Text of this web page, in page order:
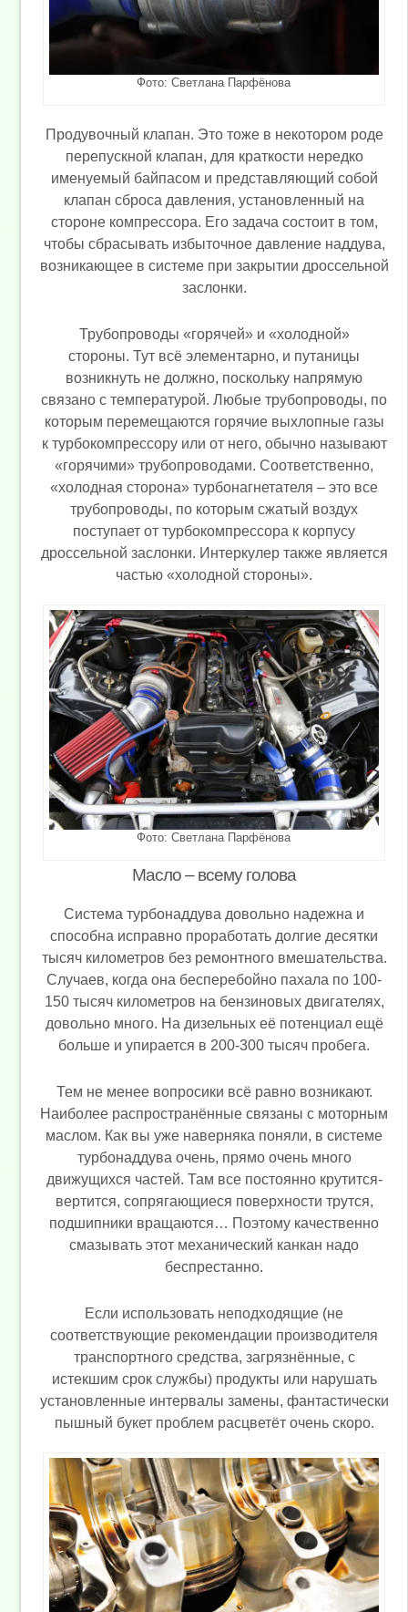
Фото: Светлана Парфёнова
Продувочный клапан. Это тоже в некотором роде
перепускной клапан, для краткости нередко
именуемый байпасом и представляющий собой
клапан сброса давления, установленный на
стороне компрессора. Его задача состоит в том,
чтобы сбрасывать избыточное давление наддува,
возникающее в системе при закрытии дроссельной
заслонки.
Трубопроводы «горячей» и «холодной»
стороны. Тут всё элементарно, и путаницы
возникнуть не должно, поскольку напрямую
связано с температурой. Любые трубопроводы, по
которым перемещаются горячие выхлопные газы
к турбокомпрессору или от него, обычно называют
«горячими» трубопроводами. Соответственно,
«холодная сторона» турбонагнетателя – это все
трубопроводы, по которым сжатый воздух
поступает от турбокомпрессора к корпусу
дроссельной заслонки. Интеркулер также является
частью «холодной стороны».
Фото: Светлана Парфёнова
Масло – всему голова
Система турбонаддува довольно надежна и
способна исправно проработать долгие десятки
тысяч километров без ремонтного вмешательства.
Случаев, когда она бесперебойно пахала по 100-
150 тысяч километров на бензиновых двигателях,
довольно много. На дизельных её потенциал ещё
больше и упирается в 200-300 тысяч пробега.
Тем не менее вопросики всё равно возникают.
Наиболее распространённые связаны с моторным
маслом. Как вы уже наверняка поняли, в системе
турбонаддува очень, прямо очень много
движущихся частей. Там все постоянно крутится-
вертится, сопрягающиеся поверхности трутся,
подшипники вращаются… Поэтому качественно
смазывать этот механический канкан надо
беспрестанно.
Если использовать неподходящие (не
соответствующие рекомендации производителя
транспортного средства, загрязнённые, с
истекшим срок службы) продукты или нарушать
установленные интервалы замены, фантастически
пышный букет проблем расцветёт очень скоро.